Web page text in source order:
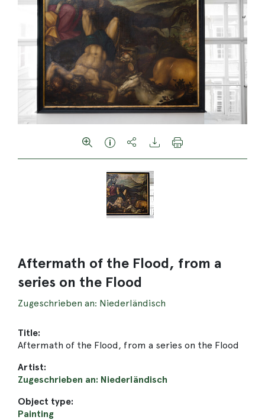
Aftermath of the Flood, from a
series on the Flood
Zugeschrieben an: Niederländisch
Title:
Aftermath of the Flood, from a series on the Flood
Artist:
Zugeschrieben an: Niederländisch
Object type:
Painting